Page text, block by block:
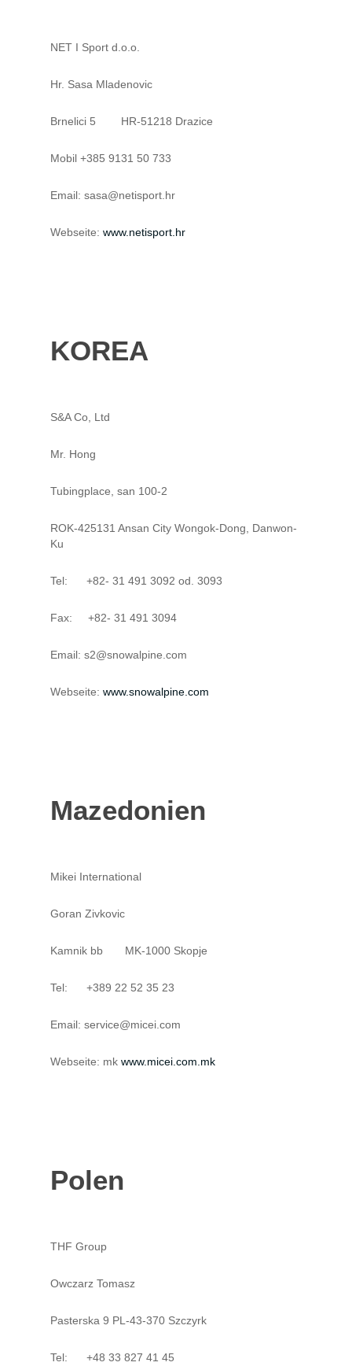
NET I Sport d.o.o.
Hr. Sasa Mladenovic
Brnelici 5 HR-51218 Drazice
Mobil +385 9131 50 733
Email: sasa@netisport.hr
Webseite: www.netisport.hr
KOREA
S&A Co, Ltd
Mr. Hong
Tubingplace, san 100-2
ROK-425131 Ansan City Wongok-Dong, Danwon-
Ku
Tel: +82- 31 491 3092 od. 3093
Fax: +82- 31 491 3094
Email: s2@snowalpine.com
Webseite: www.snowalpine.com
Mazedonien
Mikei International
Goran Zivkovic
Kamnik bb MK-1000 Skopje
Tel: +389 22 52 35 23
Email: service@micei.com
Webseite: mk www.micei.com.mk
Polen
THF Group
Owczarz Tomasz
Pasterska 9 PL-43-370 Szczyrk
Tel: +48 33 827 41 45